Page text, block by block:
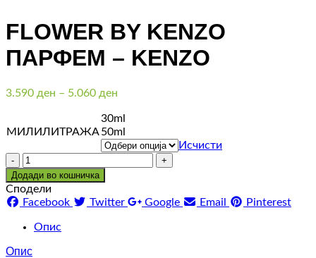
FLOWER BY KENZO
ПАРФЕМ – KENZO
3.590 ден – 5.060 ден
3.590 ден
through
5.060 ден
МИЛИЛИТРАЖА
30ml
50ml
Исчисти
Количина
Додади во кошничка
Сподели
Facebook
Twitter Google Email Pinterest
Опис
Опис